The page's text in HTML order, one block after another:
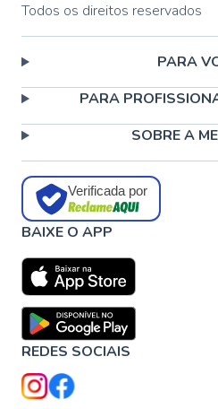
Todos os direitos reservados
PARA
PARA
SOBRE A
Verificada por
BAIXE O APP
REDES SOCIAIS